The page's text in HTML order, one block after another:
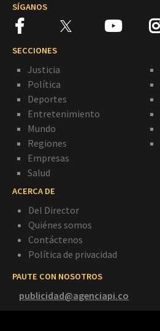
SÍGANOS
SECCIONES
Justicia
Política
Deportes
Entretenimiento
Mundo
Regiones
Empresas
Salud
ACERCA DE
Del Director
Quiénes somos
Contáctenos
Política de privacidad
PAUTE CON NOSOTROS
publicidad@agenciapi.co